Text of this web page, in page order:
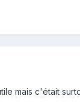
mais c'était